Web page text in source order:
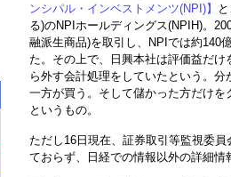
ンシパル・インベストメンツ(NPI)】
る)のNPIホールディングス(NPIH)。
融派生商品)を取引し、NPIでは約140
た。その上で、日興本社は評価益だ
ら外す会計処理をしていたという。
一方が買う。そして儲かった方だけ
というもの。
ただし16日現在、証券取引等監視委
ておらず、日経での情報以外の詳細情